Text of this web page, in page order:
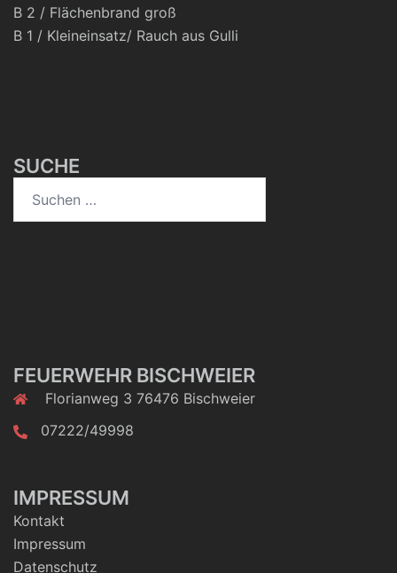
B 2 / Flächenbrand groß
B 1 / Kleineinsatz/ Rauch aus Gulli
SUCHE
FEUERWEHR BISCHWEIER
Florianweg 3 76476 Bischweier
07222/49998
IMPRESSUM
Kontakt
Impressum
Datenschutz